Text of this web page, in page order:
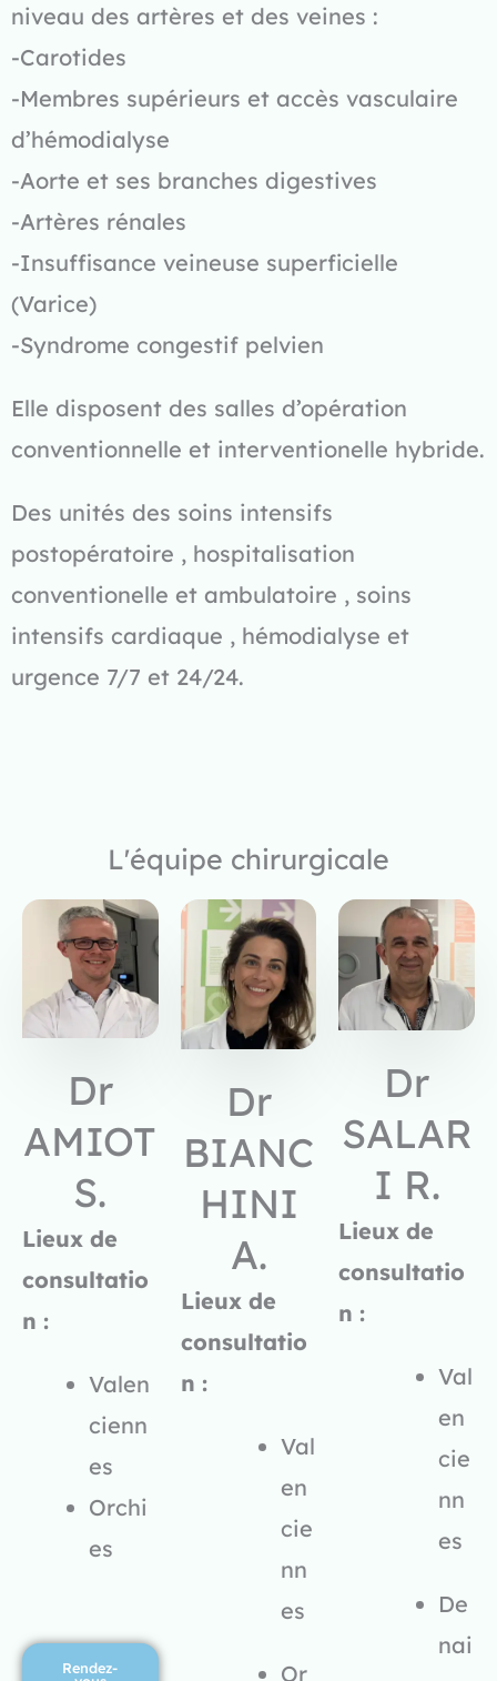
niveau des artères et des veines :
-Carotides
-Membres supérieurs et accès vasculaire
d’hémodialyse
-Aorte et ses branches digestives
-Artères rénales
-Insuffisance veineuse superficielle
(Varice)
-Syndrome congestif pelvien
Elle disposent des salles d’opération
conventionnelle et interventionelle hybride.
Des unités des soins intensifs
postopératoire , hospitalisation
conventionelle et ambulatoire , soins
intensifs cardiaque , hémodialyse et
urgence 7/7 et 24/24.
L'équipe chirurgicale
Dr
AMIOT
S.
Lieux de
consultatio
n :
Valen
cienn
es
Orchi
es
Rendez-
Dr
BIANC
HINI
A.
Lieux de
consultatio
n :
Val
en
cie
nn
es
Or
Dr
SALAR
I R.
Lieux de
consultatio
n :
Val
en
cie
nn
es
De
nai